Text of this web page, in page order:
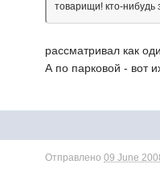
товарищи! кто-нибудь
рассматривал как
А по парковой - вот
Отправлено09 June